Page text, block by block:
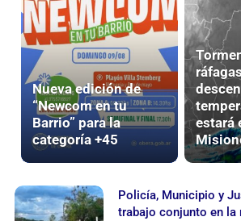
Nueva edición de
“Newcom en tu
Barrio” para la
categoría +45
estará
trabajo conjunto en la
restitución de